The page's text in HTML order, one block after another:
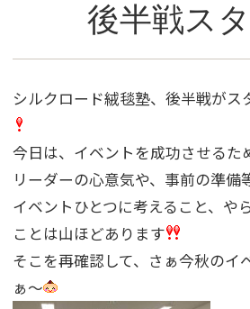
後半戦ス
シルクロード絨毯塾、後半戦がス
今日は、イベントを成功させるた
リーダーの心意気や、事前の準備
イベントひとつに考えること、や
ことは山ほどあります
そこを再確認して、さぁ今秋のイ
ぁ〜